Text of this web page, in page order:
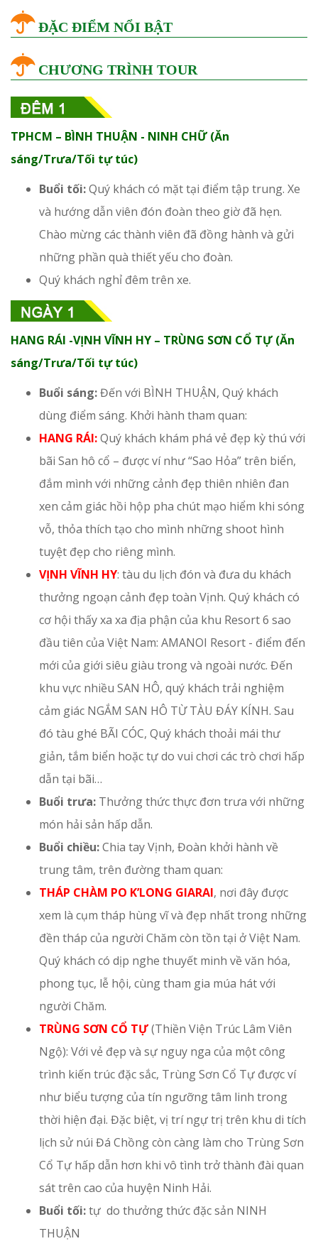
ĐẶC ĐIỂM NỔI BẬT
CHƯƠNG TRÌNH TOUR
TPHCM – BÌNH THUẬN - NINH CHỮ (Ăn
sáng/Trưa/Tối tự túc)
Buổi tối:Quý khách có mặt tại điểm tập trung. Xe
và hướng dẫn viên đón đoàn theo giờ đã hẹn.
Chào mừng các thành viên đã đồng hành và gửi
những phần quà thiết yếu cho đoàn.
Quý khách nghỉ đêm trên xe.
HANG RÁI -VỊNH VĨNH HY – TRÙNG SƠN CỔ TỰ (Ăn
sáng/Trưa/Tối tự túc)
Buổi sáng:Đến với BÌNH THUẬN, Quý khách
dùng điểm sáng. Khởi hành tham quan:
HANG RÁI:Quý khách khám phá vẻ đẹp kỳ thú với
bãi San hô cổ – được ví như “Sao Hỏa” trên biển,
đắm mình với những cảnh đẹp thiên nhiên đan
xen cảm giác hồi hộp pha chút mạo hiểm khi sóng
vỗ, thỏa thích tạo cho mình những shoot hình
tuyệt đẹp cho riêng mình.
VỊNH VĨNH HY: tàu du lịch đón và đưa du khách
thưởng ngoạn cảnh đẹp toàn Vịnh. Quý khách có
cơ hội thấy xa xa địa phận của khu Resort 6 sao
đầu tiên của Việt Nam: AMANOI Resort - điểm đến
mới của giới siêu giàu trong và ngoài nước. Đến
khu vực nhiều SAN HÔ, quý khách trải nghiệm
cảm giác NGẮM SAN HÔ TỪ TÀU ĐÁY KÍNH. Sau
đó tàu ghé BÃI CÓC, Quý khách thoải mái thư
giản, tắm biển hoặc tự do vui chơi các trò chơi hấp
dẫn tại bãi…
Buổi trưa: Thưởng thức thực đơn trưa với những
món hải sản hấp dẫn.
Buổi chiều:Chia tay Vịnh, Đoàn khởi hành về
trung tâm, trên đường tham quan:
THÁP CHÀM PO K’LONG GIARAI, nơi đây được
xem là cụm tháp hùng vĩ và đẹp nhất trong những
đền tháp của người Chăm còn tồn tại ở Việt Nam.
Quý khách có dịp nghe thuyết minh về văn hóa,
phong tục, lễ hội, cùng tham gia múa hát với
người Chăm.
TRÙNG SƠN CỔ TỰ(Thiền Viện Trúc Lâm Viên
Ngộ): Với vẻ đẹp và sự nguy nga của một công
trình kiến trúc đặc sắc, Trùng Sơn Cổ Tự được ví
như biểu tượng của tín ngưỡng tâm linh trong
thời hiện đại. Đặc biệt, vị trí ngự trị trên khu di tích
lịch sử núi Đá Chồng còn càng làm cho Trùng Sơn
Cổ Tự hấp dẫn hơn khi vô tình trở thành đài quan
sát trên cao của huyện Ninh Hải.
Buổi tối:tự do thưởng thức đặc sản NINH
THUẬN